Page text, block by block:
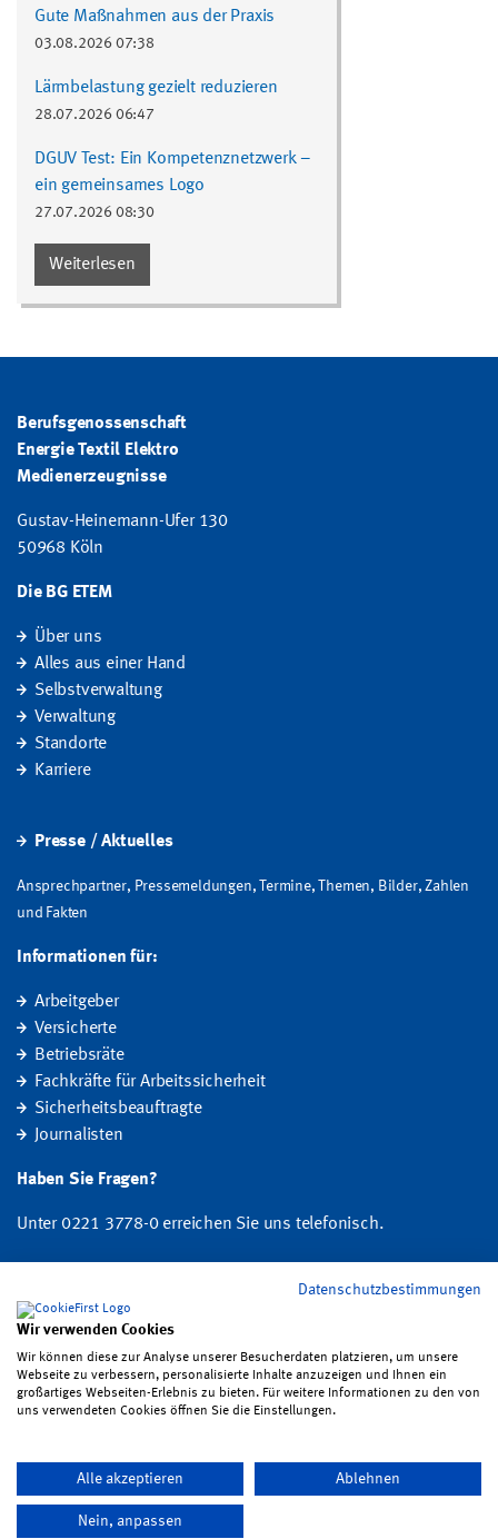
Gute Maßnahmen aus der Praxis
03.08.2026 07:38
Lärmbelastung gezielt reduzieren
28.07.2026 06:47
DGUV Test: Ein Kompetenznetzwerk –
ein gemeinsames Logo
27.07.2026 08:30
Weiterlesen
Berufsgenossenschaft
Energie Textil Elektro
Medienerzeugnisse
Gustav-Heinemann-Ufer 130
50968 Köln
Die BG ETEM
Über uns
Alles aus einer Hand
Selbstverwaltung
Verwaltung
Standorte
Karriere
Presse / Aktuelles
Ansprechpartner, Pressemeldungen, Termine, Themen, Bilder, Zahlen
und Fakten
Informationen für:
Arbeitgeber
Versicherte
Betriebsräte
Fachkräfte für Arbeitssicherheit
Sicherheitsbeauftragte
Journalisten
Haben Sie Fragen?
Unter 0221 3778-0 erreichen Sie uns telefonisch.
Entschädigung, Prävention sowie Fragen zu Mitgliedschaft und Beitrag.
Folgen Sie uns:
Barrierefreiheit·Bildrechte
Datenschutzbestimmungen
Wir verwenden Cookies
Wir können diese zur Analyse unserer Besucherdaten platzieren, um unsere
Webseite zu verbessern, personalisierte Inhalte anzuzeigen und Ihnen ein
großartiges Webseiten-Erlebnis zu bieten. Für weitere Informationen zu den von
uns verwendeten Cookies öffnen Sie die Einstellungen.
Alle akzeptieren Ablehnen
Nein, anpassen